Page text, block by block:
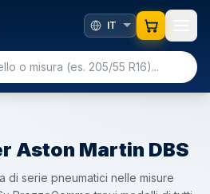
Aston Martin DBS
di serie pneumatici nelle misure